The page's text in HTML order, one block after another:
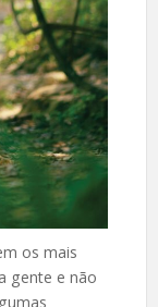
os mais
gente e não